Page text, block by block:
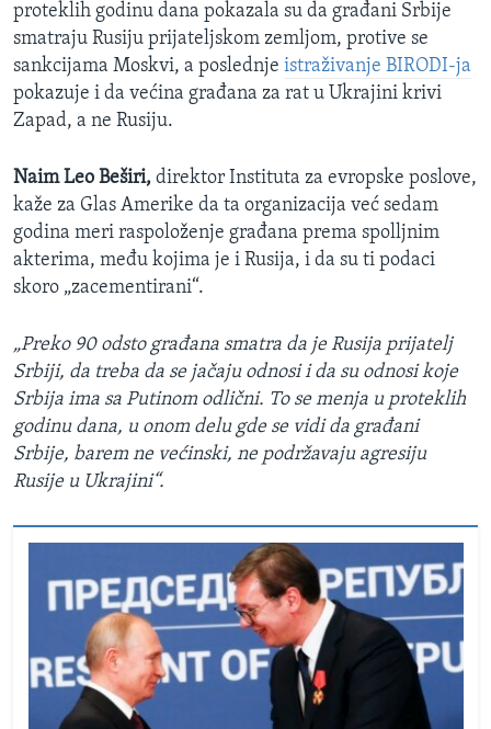
proteklih godinu dana pokazala su da građani Srbije
smatraju Rusiju prijateljskom zemljom, protive se
sankcijama Moskvi, a poslednje istraživanje BIRODI-ja
pokazuje i da većina građana za rat u Ukrajini krivi
Zapad, a ne Rusiju.
Naim Leo Beširi, direktor Instituta za evropske poslove,
kaže za Glas Amerike da ta organizacija već sedam
godina meri raspoloženje građana prema spolljnim
akterima, među kojima je i Rusija, i da su ti podaci
skoro „zacementirani“.
„Preko 90 odsto građana smatra da je Rusija prijatelj
Srbiji, da treba da se jačaju odnosi i da su odnosi koje
Srbija ima sa Putinom odlični. To se menja u proteklih
godinu dana, u onom delu gde se vidi da građani
Srbije, barem ne većinski, ne podržavaju agresiju
Rusije u Ukrajini“.